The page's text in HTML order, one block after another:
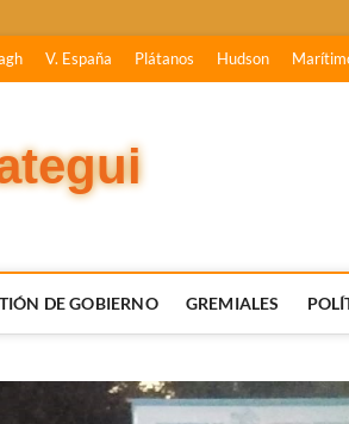
V. España Plátanos Hudson
DE GOBIERNO GREMIALES